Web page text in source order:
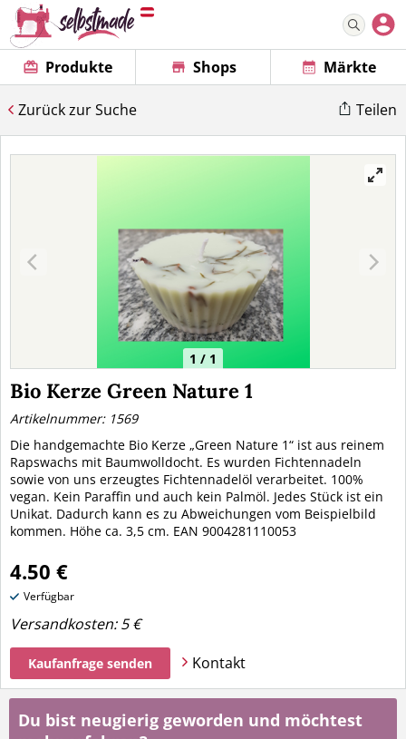
Produkte Shops Märkte
Zurück zur Suche Teilen
1 / 1
Bio Kerze Green Nature 1
Artikelnummer: 1569
Die handgemachte Bio Kerze „Green Nature 1“ ist aus reinem
Rapswachs mit Baumwolldocht. Es wurden Fichtennadeln
sowie von uns erzeugtes Fichtennadelöl verarbeitet. 100%
vegan. Kein Paraffin und auch kein Palmöl. Jedes Stück ist ein
Unikat. Dadurch kann es zu Abweichungen vom Beispielbild
kommen. Höhe ca. 3,5 cm. EAN 9004281110053
4.50 €
Verfügbar
Versandkosten:5 €
Kaufanfrage senden Kontakt
Du bist neugierig geworden und möchtest